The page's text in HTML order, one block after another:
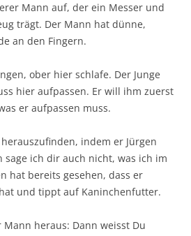
Mann auf, der ein Messer und
trägt. Der Mann hat dünne,
an den Fingern.
ober hier schlafe. Der Junge
hier aufpassen. Er will ihm zuerst
er aufpassen muss.
indem er Jürgen
sage ich dir auch nicht, was ich im
hat bereits gesehen, dass er
und tippt auf Kaninchenfutter.
heraus: Dann weisst Du